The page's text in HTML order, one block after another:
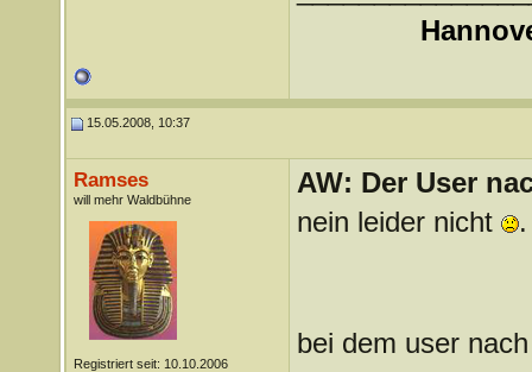
15.05.2008, 10:37
Ramses
will mehr Waldbühne
Registriert seit: 10.10.2006
AW: Der User
nein leider nicht
.
bei dem user